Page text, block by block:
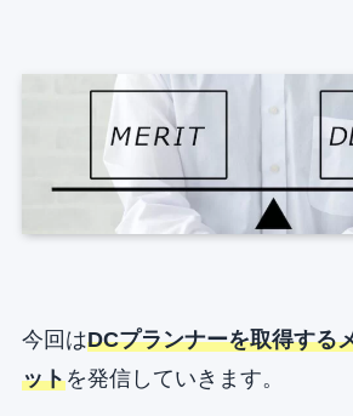
今回はDCプランナーを取得する
ットを発信していきます。